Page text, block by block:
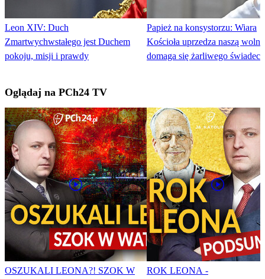
Leon XIV: Duch
Zmartwychwstałego jest Duchem
pokoju, misji i prawdy
Papież na konsystorzu: Wiara
Kościoła uprzedza naszą
domaga się żarliwego
Oglądaj na PCh24 TV
OSZUKALI LEONA?! SZOK W
ROK LEONA -